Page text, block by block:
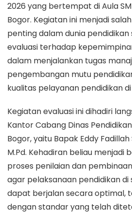
2026 yang bertempat di Aula
Bogor. Kegiatan ini menjadi
penting dalam dunia
evaluasi terhadap
dalam menjalankan tugas
pengembangan mutu
kualitas pelayanan pendidikan
Kegiatan evaluasi ini dihadiri
Kantor Cabang Dinas
Bogor, yaitu Bapak Eddy Fadillah
M.Pd. Kehadiran beliau menjadi
proses penilaian dan
agar pelaksanaan pendidikan di
dapat berjalan secara optimal,
dengan standar yang telah